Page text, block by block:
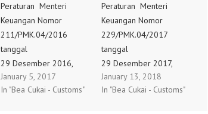
Peraturan Menteri
Keuangan Nomor
211/PMK.04/2016
tanggal
29 Desember 2016,
tentang Perubahan atas
Peraturan Menteri
January 5, 2017
In "Bea Cukai - Customs"
Peraturan Menteri
Keuangan Nomor
229/PMK.04/2017
tanggal
29 Desember 2017,
tentang Tata Cara
Pengenaan Tarif Bea
January 13, 2018
In "Bea Cukai - Customs"